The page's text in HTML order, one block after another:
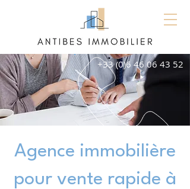
+33 (0)6 46 06 43 52
Agence immobilière
pour vente rapide à